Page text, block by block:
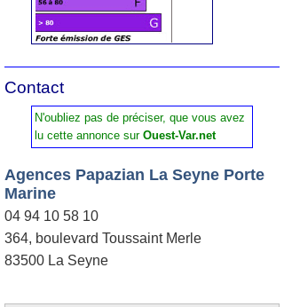
Contact
N'oubliez pas de préciser, que vous avez
lu cette annonce sur Ouest-Var.net
Agences Papazian La Seyne Porte
Marine
04 94 10 58 10
364, boulevard Toussaint Merle
83500 La Seyne